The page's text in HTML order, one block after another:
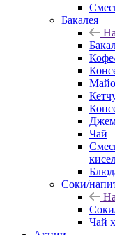
Бакалея
Чай
Соки/
Чай